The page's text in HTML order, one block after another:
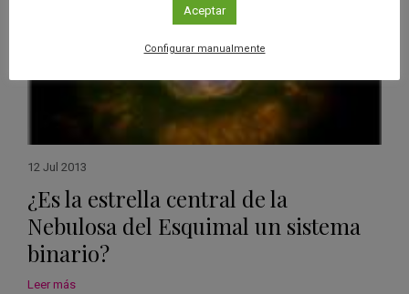
12 Jul 2013
¿Es la estrella central de la
Nebulosa del Esquimal un sistema
binario?
Leer más
Aceptar
Configurar manualmente